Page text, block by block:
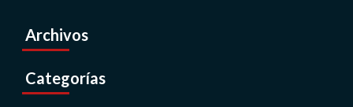
Archivos
Categorías